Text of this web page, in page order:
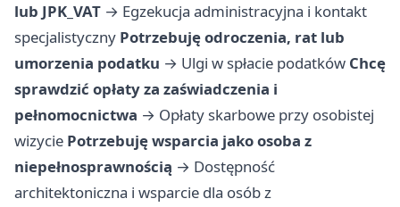
lub JPK_VAT → Egzekucja administracyjna i kontakt
specjalistyczny Potrzebuję odroczenia, rat lub
umorzenia podatku → Ulgi w spłacie podatków Chcę
sprawdzić opłaty za zaświadczenia i
pełnomocnictwa → Opłaty skarbowe przy osobistej
wizycie Potrzebuję wsparcia jako osoba z
niepełnosprawnością → Dostępność
architektoniczna i wsparcie dla osób z